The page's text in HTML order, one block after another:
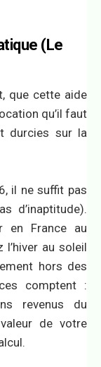
(Le
que cette aide
qu’il faut
durcies sur la
il ne suffit pas
d’inaptitude).
en France au
l’hiver au soleil
hors des
comptent :
revenus du
de votre